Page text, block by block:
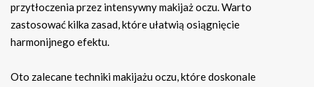
przytłoczenia przez intensywny makijaż oczu. Warto
zastosować kilka zasad, które ułatwią osiągnięcie
harmonijnego efektu.
Oto zalecane techniki makijażu oczu, które doskonale